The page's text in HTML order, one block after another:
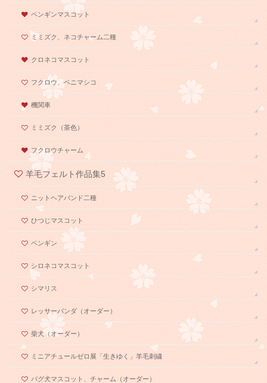
ペンギンマスコット
ミミズク、ネコチャーム二種
クロネコマスコット
フクロウ、ベニマシコ
機関車
ミミズク（茶色）
フクロウチャーム
羊毛フェルト作品集5
ニットヘアバンド二種
ひつじマスコット
ペンギン
シロネコマスコット
シマリス
レッサーパンダ（オーダー）
柴犬（オーダー）
ミニアチュールゼロ展「生きゆく」羊毛刺繍
パグ犬マスコット、チャーム（オーダー）